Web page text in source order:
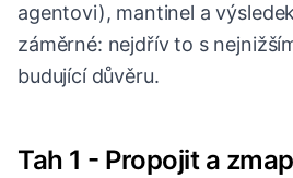
agentovi), mantinel a
záměrné: nejdřív to s
budující důvěru.
Tah 1 - Propojit a